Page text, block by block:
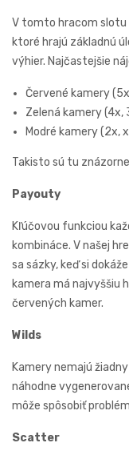
V tomto hracom slotu
ktoré hrajú základnú
výhier. Najčastejšie
Červené kamery
Zelená kamery (4x,
Modré kamery (2x,
Takisto sú tu
Payouty
Kľúčovou funkciou
kombináce. V našej
sa sázky, keď si
kamera má
červených kamer.
Wilds
Kamery nemajú
náhodne
môže spôsobiť
Scatter